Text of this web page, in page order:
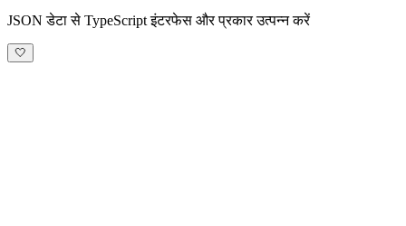
JSON डेटा से TypeScript इंटरफेस और प्रकार उत्पन्न करें
🤍